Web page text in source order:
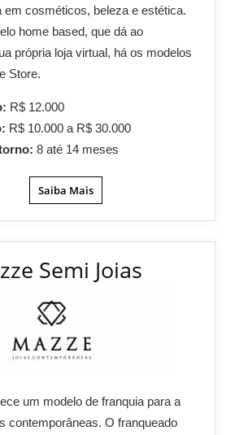
em cosméticos, beleza e estética.
home based, que dá ao
própria loja virtual, há os modelos
Store.
R$ 12.000
R$ 10.000 a R$ 30.000
8 até 14 meses
Saiba Mais
Semi Joias
um modelo de franquia para a
contemporâneas. O franqueado